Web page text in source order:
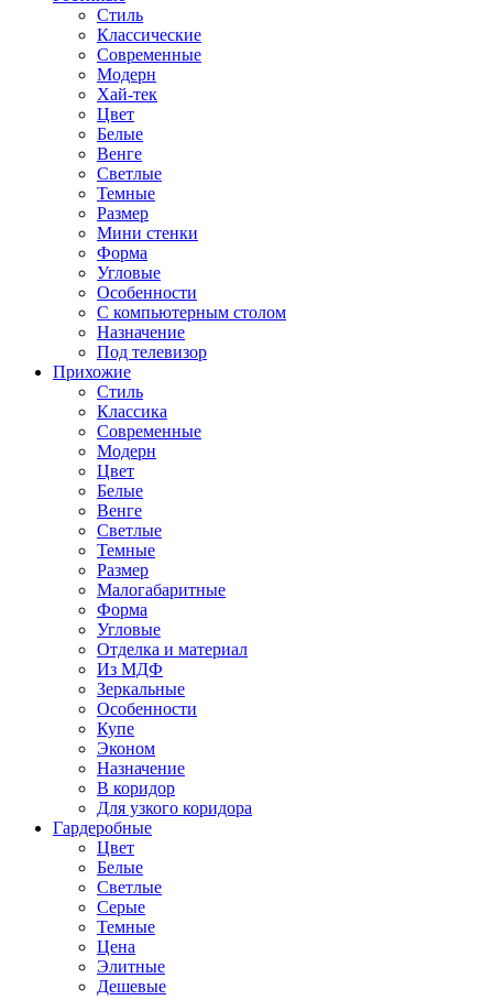
Стиль
Классические
Современные
Модерн
Хай-тек
Цвет
Белые
Венге
Светлые
Темные
Размер
Мини стенки
Форма
Угловые
Особенности
С компьютерным столом
Назначение
Под телевизор
Прихожие
Стиль
Классика
Современные
Модерн
Цвет
Белые
Венге
Светлые
Темные
Размер
Малогабаритные
Форма
Угловые
Отделка и материал
Из МДФ
Зеркальные
Особенности
Купе
Эконом
Назначение
В коридор
Для узкого коридора
Гардеробные
Цвет
Белые
Светлые
Серые
Темные
Цена
Элитные
Дешевые